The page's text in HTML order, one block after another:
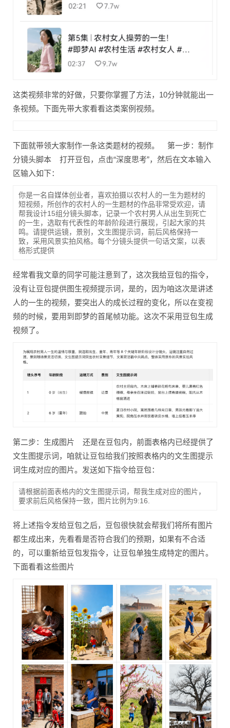
这类视频非常的好做，只要你掌握了方法，10分钟就能出一
条视频。下面先带大家看看这类案例视频。
下面就带领大家制作一条这类题材的视频。 第一步：制作
分镜头脚本 打开豆包，点击“深度思考”，然后在文本输入
区输入如下：
你是一名自媒体创业者，喜欢拍摄以农村人的一生为题材的
短视频，所创作的农村人的一生题材的作品非常受欢迎，请
帮我设计15组分镜头脚本，记录一个农村男人从出生到死亡
的一生，选取有代表性的年龄阶段进行展现，引起大家的共
鸣。请提供运镜，景别，文生图提示词，前后风格保持一
致，采用风景实拍风格。每个分镜头提供一句话文案，以表
格形式提供
经常看我文章的同学可能注意到了，这次我给豆包的指令，
没有让豆包提供图生视频提示词，是的，因为咱这次是讲述
人的一生的视频，要突出人的成长过程的变化，所以在变视
频的时候，要用到即梦的首尾帧功能。这次不采用豆包生成
视频了。
第二步：生成图片 还是在豆包内，前面表格内已经提供了
文生图提示词，咱就让豆包给我们按照表格内的文生图提示
词生成对应的图片。发送如下指令给豆包：
请根据前面表格内的文生图提示词，帮我生成对应的图片，
要求前后风格保持一致，图片比例为9:16.
将上述指令发给豆包之后，豆包很快就会帮我们将所有图片
都生成出来，先看看是否符合我们的预期，如果有不合适
的，可以重新给豆包发指令，让豆包单独生成特定的图片。
下面看看这些图片